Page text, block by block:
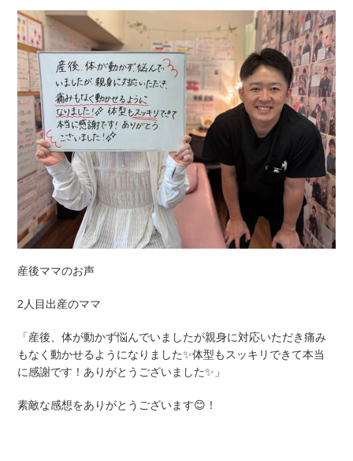
産後ママのお声
2人目出産のママ
「産後、体が動かず悩んでいましたが親身に対応いただき痛み
もなく動かせるようになりました✨体型もスッキリできて本当
に感謝です！ありがとうございました✨ 」
素敵な感想をありがとうございます😊！